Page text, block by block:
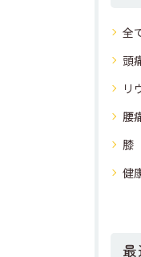
全
頭
リ
腰
膝
健